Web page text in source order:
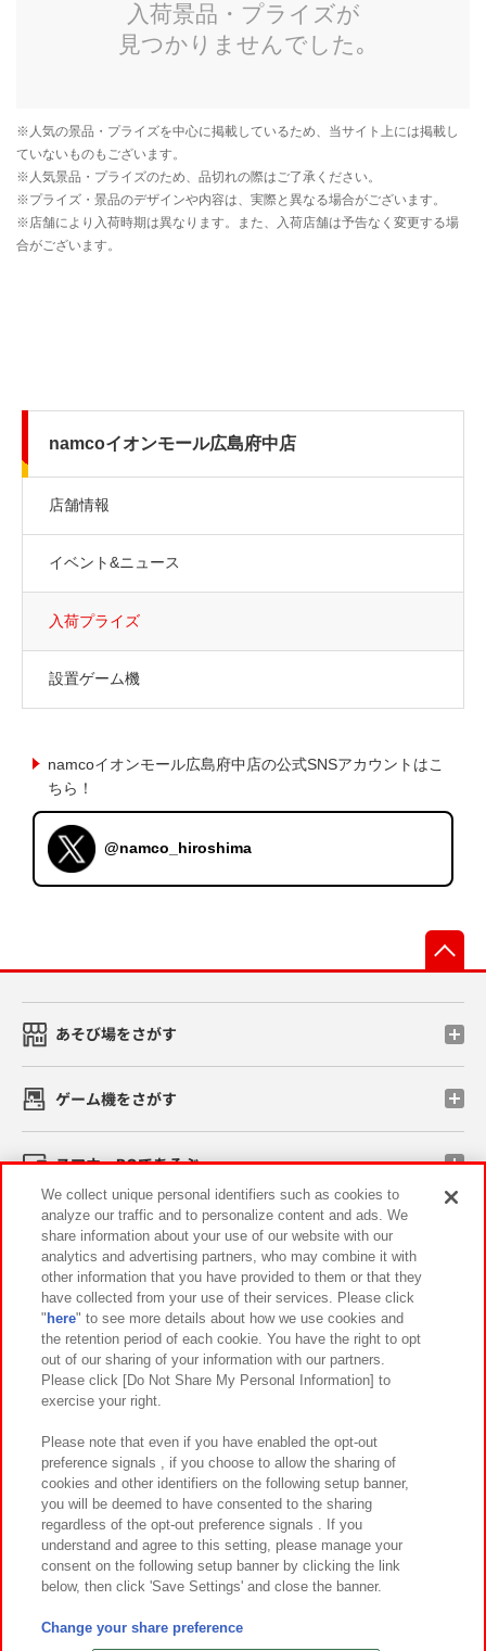
namcoイオンモール広島府中店
店舗情報
イベント&ニュース
入荷プライズ
設置ゲーム機
namcoイオンモール広島府中店の公式SNSアカウントはこ
ちら！
@namco_hiroshima
あそび場をさがす
ゲーム機をさがす
スマホ・PCであそぶ
イベント・キャンペーン
関連会社 サステナビリティ サイトポリシー
プライバシーポリシー ウェブアクセシビリティ方針と検証結果
お取引先さまとともに
カスタマーハラスメント対応方針 よくあるご質問・お問い合わせ
©Bandai Namco Amusement Inc.
©Bandai Namco Amusement Lab Inc.
We collect unique personal identifiers such as cookies to
analyze our traffic and to personalize content and ads. We
share information about your use of our website with our
analytics and advertising partners, who may combine it with
other information that you have provided to them or that they
have collected from your use of their services. Please click
" here" to see more details about how we use cookies and
the retention period of each cookie. You have the right to opt
out of our sharing of your information with our partners.
Please click [Do Not Share My Personal Information] to
exercise your right.
Please note that even if you have enabled the opt-out
preference signals , if you choose to allow the sharing of
cookies and other identifiers on the following setup banner,
you will be deemed to have consented to the sharing
regardless of the opt-out preference signals . If you
understand and agree to this setting, please manage your
consent on the following setup banner by clicking the link
below, then click 'Save Settings' and close the banner.
Change your share preference